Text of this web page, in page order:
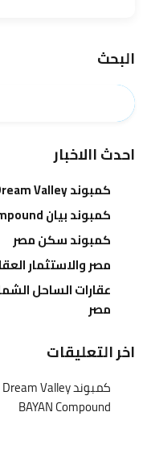
البحث
احدث االاخبار
كمبوند Dream Valley
كمبوند بيان BAYAN Compound
كمبوند سكن مصر
مصر والاستثمار
عقارات الساحل
مصر
اخر التعليقات
كمبوند Dream Valley - بوابة مصر العقارية
BAYAN Compound